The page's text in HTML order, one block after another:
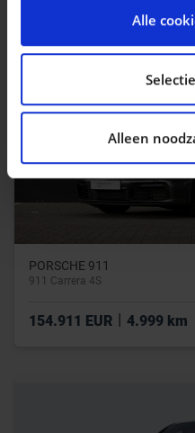
personaliseren, om
bieden en om ons
delen we informatie over
onze partners voor
combineren met andere
verstrekt of die ze
gebruik van hun services.
Alle
Alleen
PORSCHE 911
911 Carrera 4S
154.911 EUR | 4.999 km